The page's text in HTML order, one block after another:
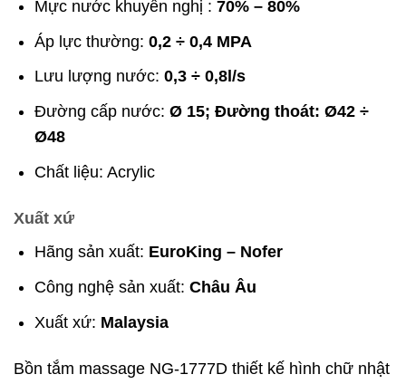
Mực nước khuyến nghị :70% – 80%
Áp lực thường: 0,2 ÷ 0,4 MPA
Lưu lượng nước:0,3 ÷ 0,8l/s
Đường cấp nước: Ø 15; Đường thoát: Ø42 ÷
Ø48
Chất liệu: Acrylic
Xuất xứ
Hãng sản xuất: EuroKing – Nofer
Công nghệ sản xuất:Châu Âu
Xuất xứ: Malaysia
Bồn tắm massage NG-1777D thiết kế hình chữ nhật